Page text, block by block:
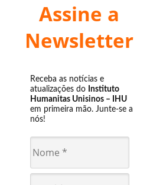
Assine a
Newsletter
Receba as notícias e
atualizações do Instituto
Humanitas Unisinos – IHU
em primeira mão. Junte-se a
nós!